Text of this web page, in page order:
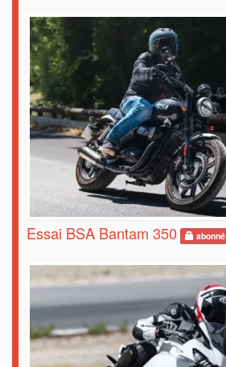
Essai BSA Bantam 350 abonné